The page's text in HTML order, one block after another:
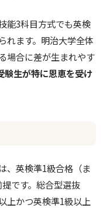
能3科目方式でも英検
れます。明治大学全体
場合に差が生まれやす
験生が特に恩恵を受け
、英検準1級合格（ま
です。総合型選抜
上かつ英検準1級以上